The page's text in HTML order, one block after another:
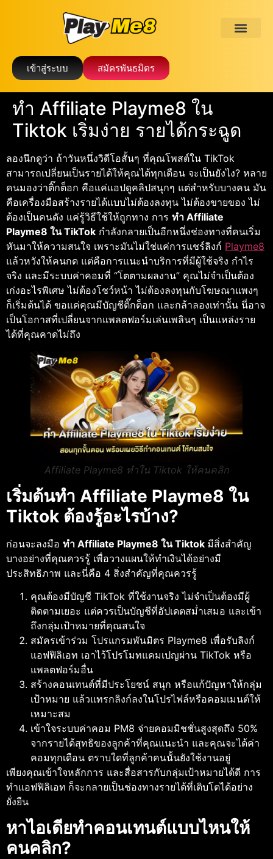
เข้าสู่ระบบ สมัครพันธมิตร
ทํา Affiliate Playme8 ใน
Tiktok เริ่มง่าย รายได้กระฉูด
ลองนึกดูว่า ถ้าวันหนึ่งวิดีโอสั้นๆ ที่คุณโพสต์ใน TikTok
สามารถเปลี่ยนเป็นรายได้ให้คุณได้ทุกเดือน จะเป็นยังไง? หลาย
คนมองว่าติ๊กต็อก คือแค่แอปดูคลิปสนุกๆ แต่สำหรับบางคน มัน
คือเครื่องมือสร้างรายได้แบบไม่ต้องลงทุน ไม่ต้องขายของ ไม่
ต้องเป็นคนดัง แค่รู้วิธีใช้ให้ถูกทาง การ ทํา Affiliate
Playme8 ใน TikTok กำลังกลายเป็นอีกหนึ่งช่องทางที่คนเริ่ม
หันมาให้ความสนใจ เพราะมันไม่ใช่แค่การแชร์ลิงก์ Playme8
แล้วหวังให้คนกด แต่คือการแนะนำบริการที่มีผู้ใช้จริง กำไร
จริง และมีระบบค่าคอมที่ “โตตามผลงาน” คุณไม่จำเป็นต้อง
เก่งอะไรพิเศษ ไม่ต้องโชว์หน้า ไม่ต้องลงทุนกับโฆษณาแพงๆ
ก็เริ่มต้นได้ ขอแค่คุณมีบัญชีติ๊กต็อก และกล้าลองเท่านั้น นี่อาจ
เป็นโอกาสที่เปลี่ยนจากแพลตฟอร์มเล่นเพลินๆ เป็นแหล่งราย
ได้ที่คุณคาดไม่ถึง
Affiliate Playme8 ทําใน Tiktok ให้คนคลิก
เริ่มต้นทํา Affiliate Playme8 ใน
Tiktok ต้องรู้อะไรบ้าง?
ก่อนจะลงมือ ทํา Affiliate Playme8 ใน Tiktok มีสิ่งสำคัญ
บางอย่างที่คุณควรรู้ เพื่อวางแผนให้ทำเงินได้อย่างมี
ประสิทธิภาพ และนี่คือ 4 สิ่งสำคัญที่คุณควรรู้
คุณต้องมีบัญชี TikTok ที่ใช้งานจริง ไม่จำเป็นต้องมีผู้
ติดตามเยอะ แต่ควรเป็นบัญชีที่อัปเดตสม่ำเสมอ และเข้า
ถึงกลุ่มเป้าหมายที่คุณสนใจ
สมัครเข้าร่วม โปรแกรมพันมิตร Playme8 เพื่อรับลิงก์
แอฟฟิลิเอท เอาไว้โปรโมทแคมเปญผ่าน TikTok หรือ
แพลตฟอร์มอื่น
สร้างคอนเทนต์ที่มีประโยชน์ สนุก หรือแก้ปัญหาให้กลุ่ม
เป้าหมาย แล้วแทรกลิงก์ลงในโปรไฟล์หรือคอมเมนต์ให้
เหมาะสม
เข้าใจระบบค่าคอม PM8 จ่ายคอมมิชชั่นสูงสุดถึง 50%
จากรายได้สุทธิของลูกค้าที่คุณแนะนำ และคุณจะได้ค่า
คอมทุกเดือน ตราบใดที่ลูกค้าคนนั้นยังใช้งานอยู่
เพียงคุณเข้าใจหลักการ และสื่อสารกับกลุ่มเป้าหมายได้ดี การ
ทําแอฟฟิลิเอท ก็จะกลายเป็นช่องทางรายได้ที่เติบโตได้อย่าง
ยั่งยืน
หาไอเดียทำคอนเทนต์แบบไหนให้
คนคลิก?